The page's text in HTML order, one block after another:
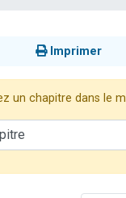
Imprimer
un chapitre dans le